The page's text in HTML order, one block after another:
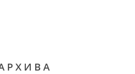
Р Х И В А